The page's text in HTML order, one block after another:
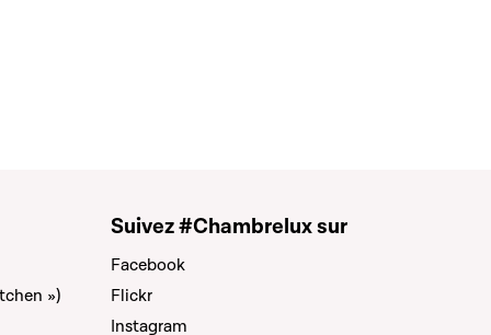
»)
Suivez #Chambrelux sur
Facebook
Flickr
Instagram